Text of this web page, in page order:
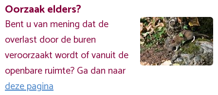
Oorzaak elders?
Bent u van mening dat de
overlast door de buren
veroorzaakt wordt of vanuit de
openbare ruimte? Ga dan naar
deze pagina